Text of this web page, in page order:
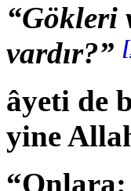
“Gökleri
vardır?”
âyeti de
yine
“Onlara: